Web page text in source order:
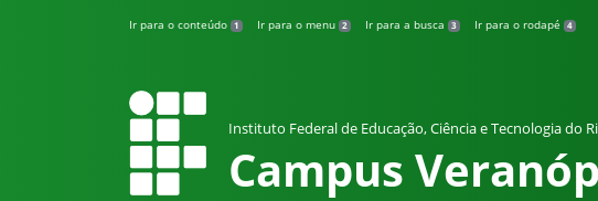
Ir para o conteúdo 1 Ir para o menu 2 Ir para a busca 3 Ir para o rodapé 4
Instituto Federal de Educação, Ciência e Tecnologia do
Campus